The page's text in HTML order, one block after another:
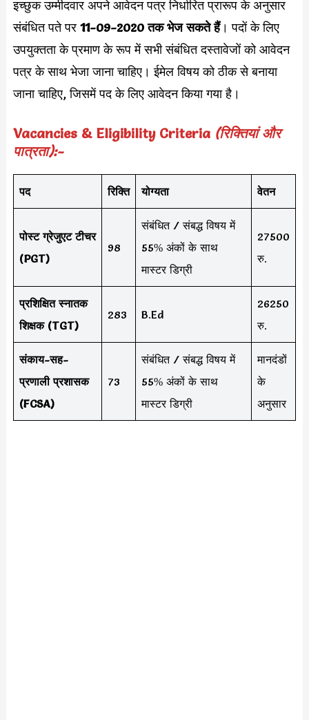
इच्छुक उम्मीदवार अपने आवेदन पत्र निर्धारित प्रारूप के अनुसार
संबंधित पते पर11-09-2020 तक भेज सकते हैं। पदों के लिए
उपयुक्तता के प्रमाण के रूप में सभी संबंधित दस्तावेजों को आवेदन
पत्र के साथ भेजा जाना चाहिए। ईमेल विषय को ठीक से बनाया
जाना चाहिए, जिसमें पद के लिए आवेदन किया गया है।
Vacancies & Eligibility Criteria (रिक्तियां और
पात्रता):-
पद रिक्ति योग्यता वेतन
पोस्ट ग्रेजुएट टीचर
(PGT)
98
संबंधित / संबद्ध विषय में
55% अंकों के साथ
मास्टर डिग्री
27500
रु.
प्रशिक्षित स्नातक
शिक्षक (TGT)
283 B.Ed
26250
रु.
संकाय-सह-
प्रणाली प्रशासक
(FCSA)
73
संबंधित / संबद्ध विषय में
55% अंकों के साथ
मास्टर डिग्री
मानदंडों
के
अनुसार